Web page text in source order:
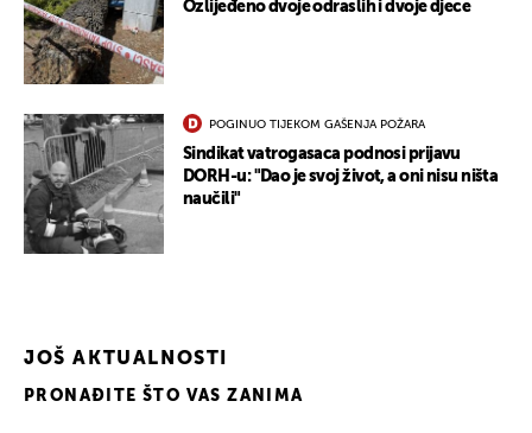
Ozlijeđeno dvoje odraslih i dvoje djece
POGINUO TIJEKOM GAŠENJA POŽARA
Sindikat vatrogasaca podnosi prijavu
DORH-u: "Dao je svoj život, a oni nisu ništa
naučili"
JOŠ AKTUALNOSTI
PRONAĐITE ŠTO VAS ZANIMA
UKLJUČITE NOTIFIKACIJE